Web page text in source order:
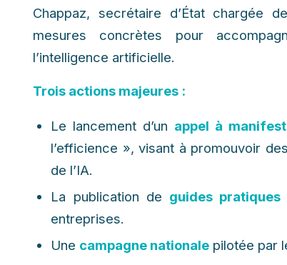
Chappaz, secrétaire d’État chargée
mesures concrètes pour
l’intelligence artificielle.
Trois actions majeures :
Le lancement d’un appel à
l’efficience », visant à promouvoir
de l’IA.
La publication de guides pratiques
entreprises.
Une campagne nationale pilotée par